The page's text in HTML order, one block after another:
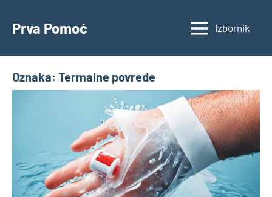
Prva Pomoć
Smernice
situacije
Izbornik
Oznaka: Termalne povrede